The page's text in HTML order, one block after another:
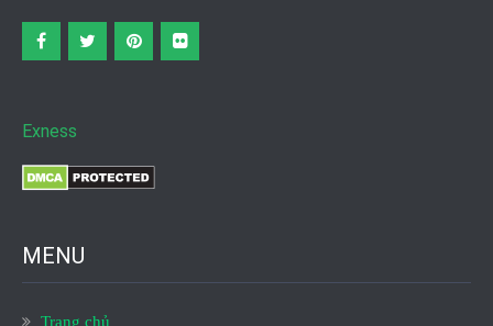
Exness
MENU
Trang chủ